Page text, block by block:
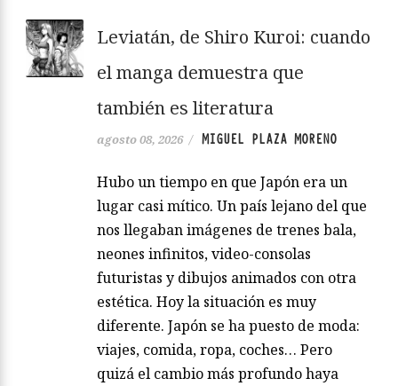
Leviatán, de Shiro Kuroi: cuando
el manga demuestra que
también es literatura
agosto 08, 2026 / MIGUEL PLAZA MORENO
Hubo un tiempo en que Japón era un
lugar casi mítico. Un país lejano del que
nos llegaban imágenes de trenes bala,
neones infinitos, video-consolas
futuristas y dibujos animados con otra
estética. Hoy la situación es muy
diferente. Japón se ha puesto de moda:
viajes, comida, ropa, coches… Pero
quizá el cambio más profundo haya